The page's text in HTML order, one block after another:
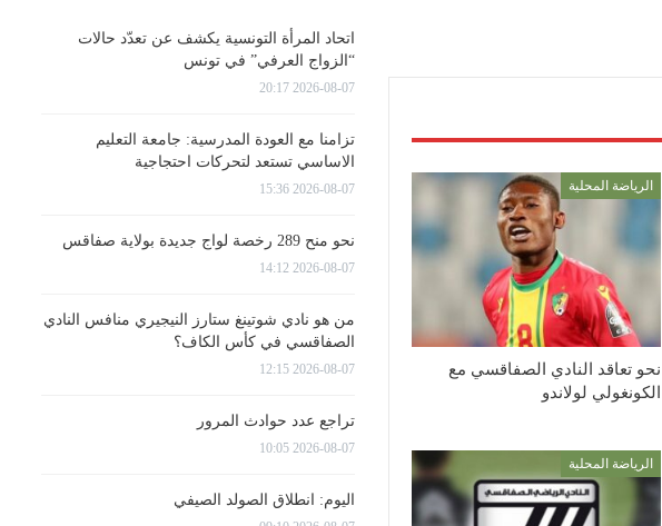
الرياضة المحلية
نحو تعاقد النادي الصفاقسي مع
الكونغولي لولاندو
الرياضة المحلية
اتحاد المرأة التونسية يكشف عن تعدّد حالات
“الزواج العرفي” في تونس
2026-08-07 20:17
تزامنا مع العودة المدرسية: جامعة التعليم
الاساسي تستعد لتحركات احتجاجية
2026-08-07 15:36
نحو منح 289 رخصة لواج جديدة بولاية صفاقس
2026-08-07 14:12
من هو نادي شوتينغ ستارز النيجيري منافس النادي
الصفاقسي في كأس الكاف؟
2026-08-07 12:15
تراجع عدد حوادث المرور
2026-08-07 10:05
اليوم: انطلاق الصولد الصيفي